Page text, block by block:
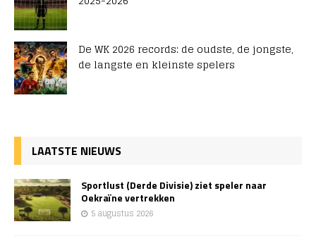
De WK 2026 records: de oudste, de jongste,
de langste en kleinste spelers
LAATSTE NIEUWS
Sportlust (Derde Divisie) ziet speler naar
Oekraïne vertrekken
5 augustus 2026